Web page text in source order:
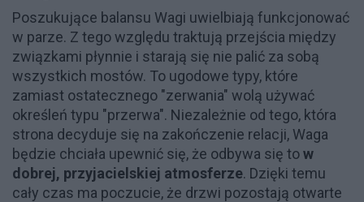
Poszukujące balansu Wagi uwielbiają funkcjonować
w parze. Z tego względu traktują przejścia między
związkami płynnie i starają się nie palić za sobą
wszystkich mostów. To ugodowe typy, które
zamiast ostatecznego "zerwania" wolą używać
określeń typu "przerwa". Niezależnie od tego, która
strona decyduje się na zakończenie relacji, Waga
będzie chciała upewnić się, że odbywa się tow
dobrej, przyjacielskiej atmosferze. Dzięki temu
cały czas ma poczucie, że drzwi pozostają otwarte